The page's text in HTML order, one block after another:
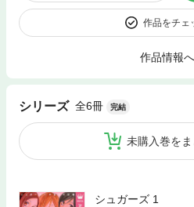
作品をチェ
作品情報へ
シリーズ 全6冊 完結
未購入巻を
シュガーズ 1